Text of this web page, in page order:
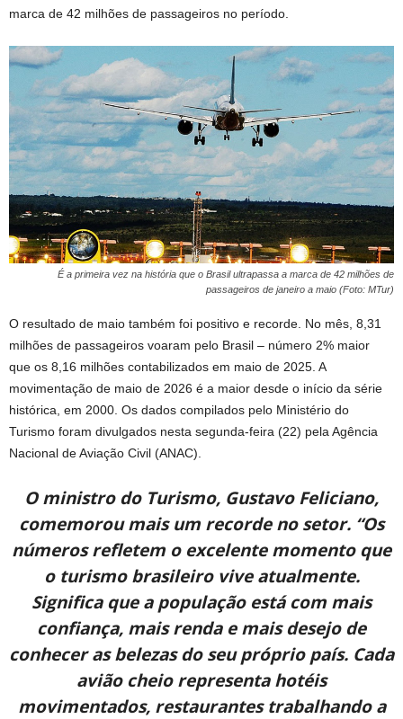
marca de 42 milhões de passageiros no período.
É a primeira vez na história que o Brasil ultrapassa a marca de 42 milhões de
passageiros de janeiro a maio (Foto: MTur)
O resultado de maio também foi positivo e recorde. No mês, 8,31
milhões de passageiros voaram pelo Brasil – número 2% maior
que os 8,16 milhões contabilizados em maio de 2025. A
movimentação de maio de 2026 é a maior desde o início da série
histórica, em 2000. Os dados compilados pelo Ministério do
Turismo foram divulgados nesta segunda-feira (22) pela Agência
Nacional de Aviação Civil (ANAC).
O ministro do Turismo, Gustavo Feliciano,
comemorou mais um recorde no setor. “Os
números refletem o excelente momento que
o turismo brasileiro vive atualmente.
Significa que a população está com mais
confiança, mais renda e mais desejo de
conhecer as belezas do seu próprio país. Cada
avião cheio representa hotéis
movimentados, restaurantes trabalhando a